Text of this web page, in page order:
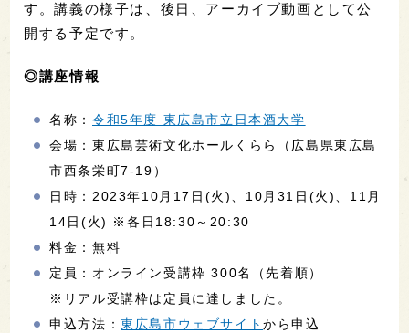
す。講義の様子は、後日、アーカイブ動画として公
開する予定です。
◎講座情報
名称：令和5年度 東広島市立日本酒大学
会場：東広島芸術文化ホールくらら（広島県東広島
市西条栄町7-19）
日時：2023年10月17日(火)、10月31日(火)、11月
14日(火) ※各日18:30～20:30
料金：無料
定員：オンライン受講枠 300名（先着順）
※リアル受講枠は定員に達しました。
申込方法：東広島市ウェブサイトから申込